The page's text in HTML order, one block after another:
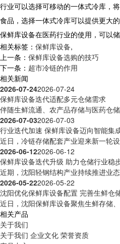
行业可以选择可移动的一体式冷库，
食品，选择一体式冷库可以提供更大的
保鲜库设备在医药行业的使用，可以
相关标签： 保鲜库设备,
上一条： 保鲜库设备选购的技巧
下一条： 超市冷链的作用
相关新闻
2026-07-242026-07-24
保鲜库设备迭代适配多元仓储需求
伴随生鲜流通、农产品存储与医药仓
2026-07-032026-07-03
行业迭代加速 保鲜库设备迈向智能集
近日，冷链存储配套产业迎来新一轮
2026-06-122026-06-12
保鲜库设备迭代升级 助力仓储行业稳
近期，沈阳轻钢结构产业持续推进业
2026-05-222026-05-22
沈阳优化保鲜库设备配置 完善生鲜仓
近日，沈阳保鲜库设备聚焦生鲜存储
相关产品
关于我们
关于我们 企业文化 荣誉资质